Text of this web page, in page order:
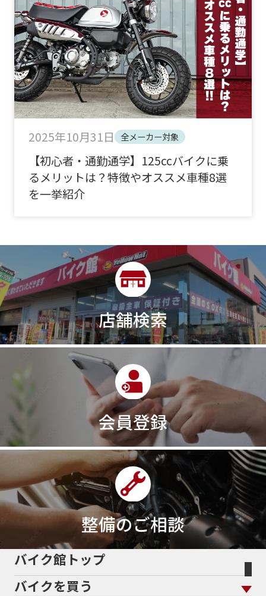
2025年10月31日 全メーカー対象
【初心者・通勤通学】125ccバイクに乗
るメリットは？特徴やオススメ車種8選
を一挙紹介
店舗検索
会員登録
整備のご相談
バイク館トップ
バイクを買う